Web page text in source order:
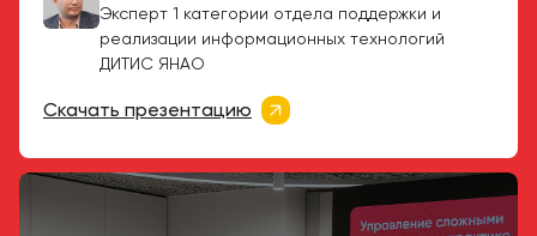
Эксперт 1 категории отдела поддержки и
реализации информационных технологий
ДИТИС ЯНАО
Скачать презентацию